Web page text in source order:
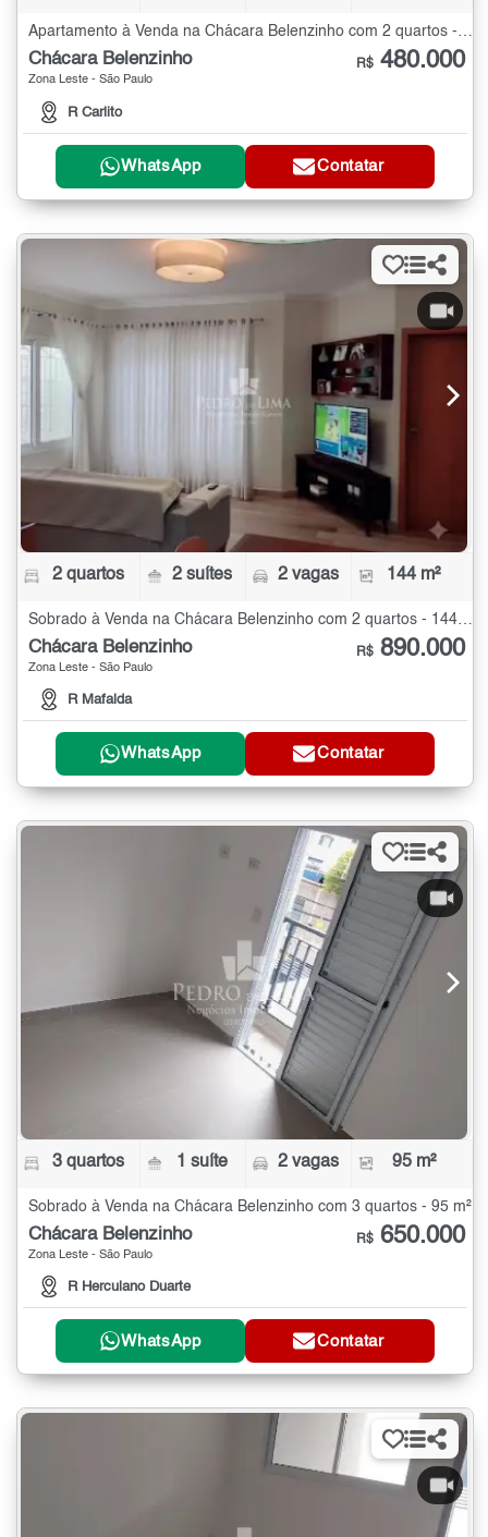
Apartamento à Venda na Chácara Belenzinho com 2 quartos - 54 m²
Chácara Belenzinho
Zona Leste - São Paulo
R Carlito
R$ 480.000
WhatsApp Contatar
2 quartos 2 suítes 2 vagas 144 m²
Chácara Belenzinho
Zona Leste - São Paulo
R Mafalda
R$ 890.000
WhatsApp Contatar
3 quartos 1 suíte 2 vagas 95 m²
Sobrado à Venda na Chácara Belenzinho com 3 quartos - 95 m²
Chácara Belenzinho
Zona Leste - São Paulo
R Herculano Duarte
R$ 650.000
WhatsApp Contatar